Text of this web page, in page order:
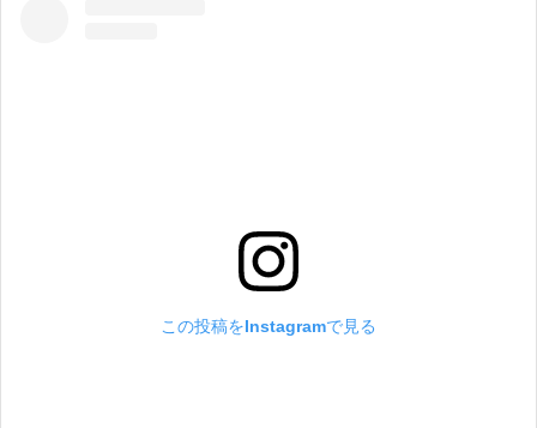
この投稿をInstagramで見る